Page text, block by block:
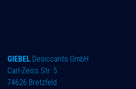
GIEBEL Desiccants GmbH
Carl-Zeiss Str. 5
74626 Bretzfeld